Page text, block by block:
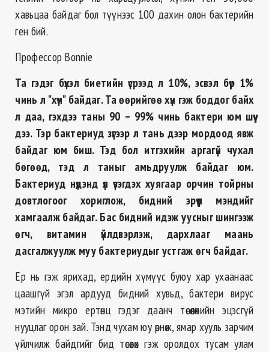
хавьцаа байдаг бол түүнээс 100 дахин олон бактерийн
ген бий.
Профессор Bonnie
Та гэдэг бүхэл биетийн үсрээд л 10%, эсвэл бүр 1%
чинь л "хүн" байдаг. Та өөрийгөө хүн гэж боддог байх
л даа, гэхдээ таны 90 – 99% чинь бактери юм шүү
дээ. Тэр бактериуд зүгээр л тань дээр мордоод явж
байдаг юм биш. Тэд бол итгэхийн аргагүй чухал
бөгөөд, тэд л таныг амьдруулж байдаг юм.
Бактериуд нүдэнд үл үзэгдэх хуягаар орчин тойрны
довтлогоог хориглож, бидний эрүүл мэндийг
хамгаалж байдаг. Бас бидний идэж уусныг шингээж
өгч, витамин үйлдвэрлэж, дархлааг маань
дасгалжуулж муу бактериудыг устгаж өгч байдаг.
Ер нь гэж ярихад, ердийн хүмүүс буюу хар ухаанаас
цаашгүй эгэл ардууд бидний хувьд, бактери вирус
мэтийн микро ертөнц гэдэг даанч төсөөлөхийн эцэсгүй
нууцлаг орон зай. Тэнд чухам юу өрнөж, ямар хууль зарчим
үйлчилж байдгийг бид төсөөлөх гэж оролдох тусам улам